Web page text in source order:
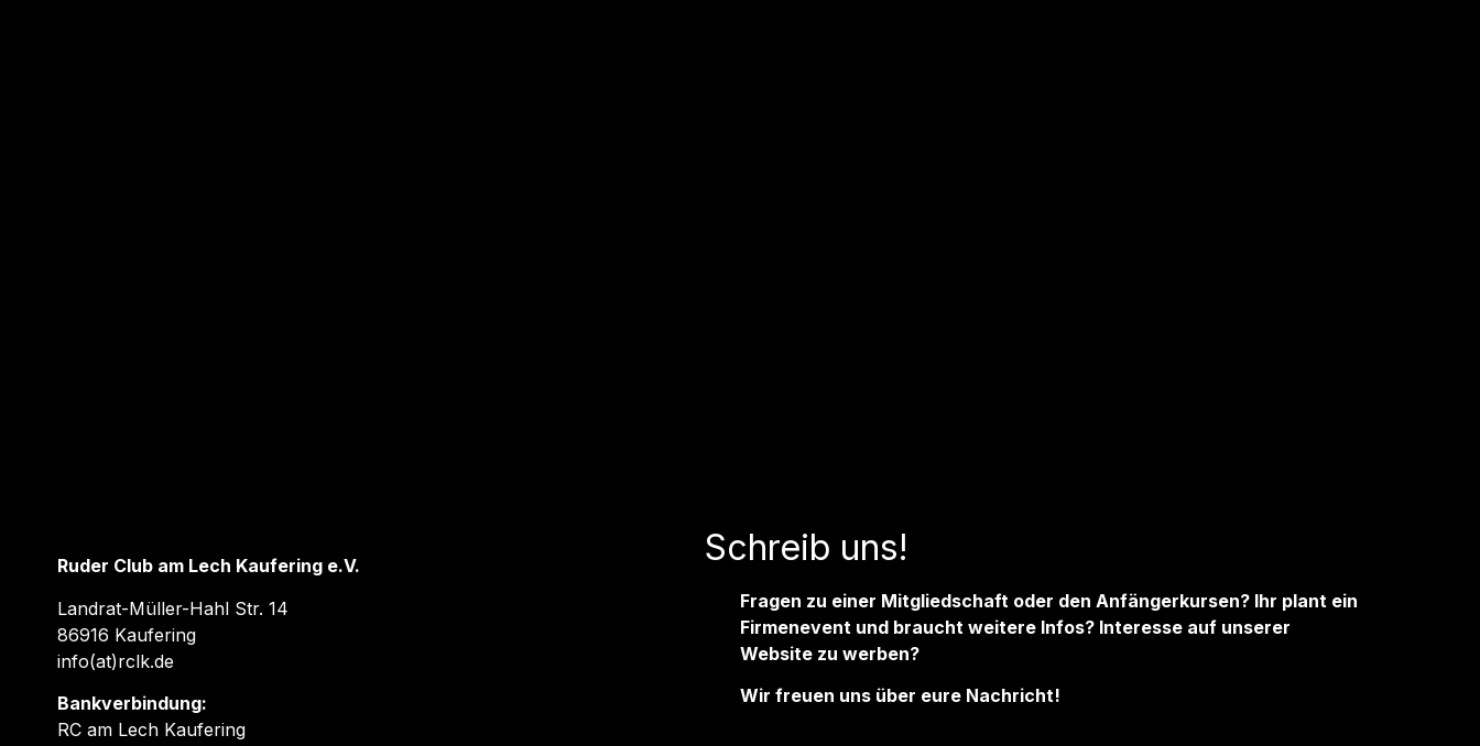
Ruder Club am Lech Kaufering e.V.
Landrat-Müller-Hahl Str. 14
86916 Kaufering
info(at)rclk.de
Bankverbindung:
RC am Lech Kaufering
Schreib uns!
Fragen zu einer Mitgliedschaft oder den Anfängerkursen? Ihr plant ein
Firmenevent und braucht weitere Infos? Interesse auf unserer
Website zu werben?
Wir freuen uns über eure Nachricht!